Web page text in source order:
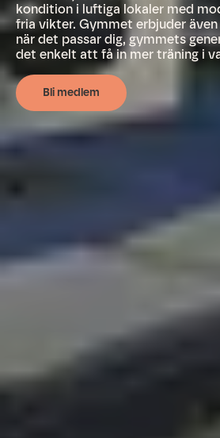
kondition i luftiga lokaler med
fria vikter. Gymmet erbjuder
när det passar dig, gymmets
det enkelt att få in mer träning i
Bli medlem